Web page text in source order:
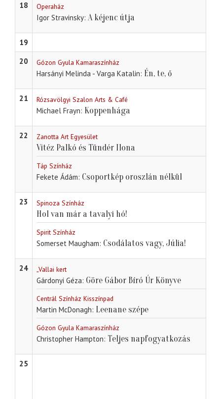
18 Operaház
Igor Stravinsky A kéjenc útja
19
20
Gózon Gyula Kamaraszínház
Harsányi Melinda - Varga Katalin Én, te, ő
21 Rózsavölgyi Szalon Arts & Café
Michael Frayn Koppenhága
22 Zanotta Art Egyesület
Vitéz Palkó és Tündér Ilona
Táp Színház
Fekete Ádám Csoportkép oroszlán nélkül
23 Spinoza Színház
Hol van már a tavalyi hó!
Spirit Színház
Somerset Maugham Csodálatos vagy, Júlia!
24 „Vallai kert
Gárdonyi Géza Göre Gábor Bíró Úr Könyve
Centrál Színház Kisszínpad
Martin McDonagh Leenane szépe
Gózon Gyula Kamaraszínház
Christopher Hampton Teljes napfogyatkozás
25